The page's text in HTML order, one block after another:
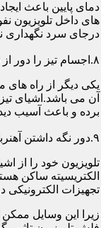
دمای پایین باعث
های داخل تلویزیون
درجای سرد نگهداری
۸.اجسام تیز را دور از تلویزیون نگه دارید
یکی دیگر از راه های
آن می باشد.اشیای
برده و باعث آسیب
۹.دور نگه داشتن آهنربا از تلویزیون های ال ای دی
تلویزیون خود را از
تجهیزات الکترونیکی
زیرا این وسایل